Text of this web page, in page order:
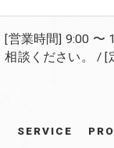
[営業時間] 9:00 〜
相談ください。 / [
SERVICE